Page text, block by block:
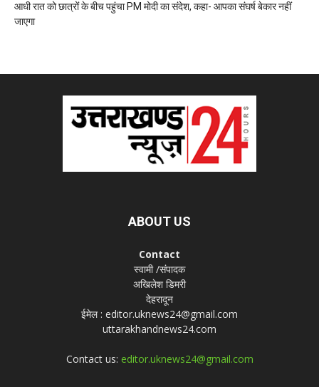
आधी रात को छात्रों के बीच पहुंचा PM मोदी का संदेश, कहा- आपका संघर्ष बेकार नहीं
जाएगा
ABOUT US
Contact
स्वामी /संपादक
अखिलेश डिमरी
देहरादून
ईमेल : editor.uknews24@gmail.com
uttarakhandnews24.com
Contact us: editor.uknews24@gmail.com